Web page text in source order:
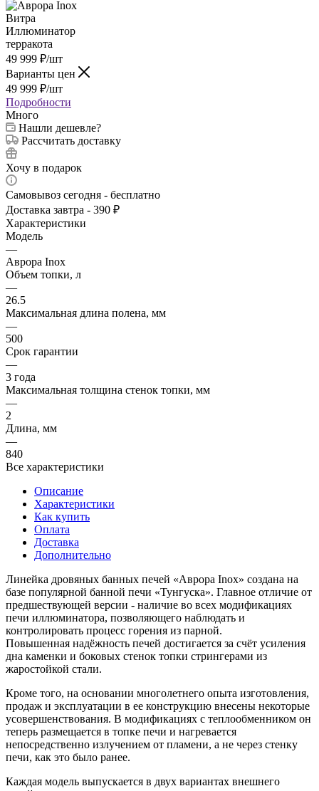
49 999 ₽/шт
Варианты цен
49 999 ₽/шт
Подробности
Много
Нашли дешевле?
Рассчитать доставку
Хочу в подарок
Самовывоз сегодня - бесплатно
Доставка завтра - 390 ₽
Характеристики
Модель
—
Аврора Inox
Объем топки, л
—
26.5
Максимальная длина полена, мм
—
500
Срок гарантии
—
3 года
Максимальная толщина стенок топки, мм
—
2
Длина, мм
—
840
Все характеристики
Описание
Характеристики
Как купить
Оплата
Доставка
Дополнительно
Линейка дровяных банных печей «Аврора Inox» создана на
базе популярной банной печи «Тунгуска». Главное отличие от
предшествующей версии - наличие во всех модификациях
печи иллюминатора, позволяющего наблюдать и
контролировать процесс горения из парной.
Повышенная надёжность печей достигается за счёт усиления
дна каменки и боковых стенок топки стрингерами из
жаростойкой стали.
Кроме того, на основании многолетнего опыта изготовления,
продаж и эксплуатации в ее конструкцию внесены некоторые
усовершенствования. В модификациях с теплообменником он
теперь размещается в топке печи и нагревается
непосредственно излучением от пламени, а не через стенку
печи, как это было ранее.
Каждая модель выпускается в двух вариантах внешнего